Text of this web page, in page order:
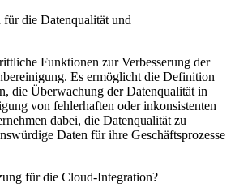
die Datenqualität und
Funktionen zur Verbesserung der
Es ermöglicht die Definition
die Überwachung der Datenqualität in
von fehlerhaften oder inkonsistenten
dabei, die Datenqualität zu
Daten für ihre Geschäftsprozesse
für die Cloud-Integration?